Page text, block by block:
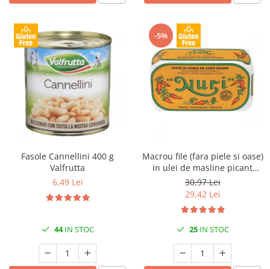
Fasole Cannellini 400 g
Valfrutta
6,49 Lei
44IN STOC
-5%
Macrou file (fara piele si oase)
in ulei de masline picant
125gr Nuri
30,97 Lei
29,42 Lei
25IN STOC